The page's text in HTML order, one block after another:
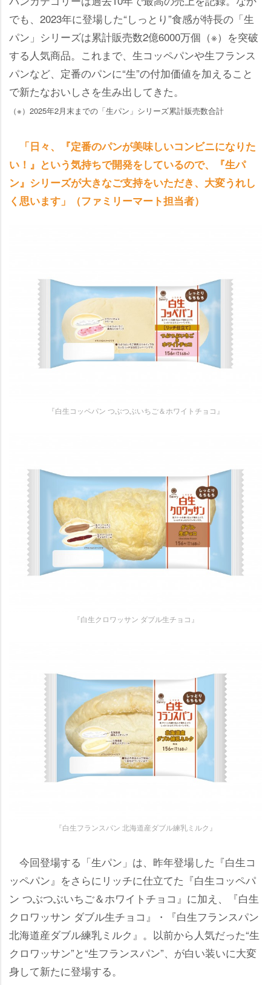
でも、2023年に登場した“しっとり”食感が特長の「生
パン」シリーズは累計販売数2億6000万個（※）を突破
する人気商品。これまで、生コッペパンや生フランス
パンなど、定番のパンに“生”の付加価値を加えること
で新たなおいしさを生み出してきた。
（※）2025年2月末までの「生パン」シリーズ累計販売数合計
「日々、『定番のパンが美味しいコンビニになりた
い！』という気持ちで開発をしているので、『生パ
ン』シリーズが大きなご支持をいただき、大変うれし
く思います」（ファミリーマート担当者）
『白生コッペパン つぶつぶいちご＆ホワイトチョコ』
『白生クロワッサン ダブル生チョコ』
『白生フランスパン 北海道産ダブル練乳ミルク』
今回登場する「生パン」は、昨年登場した『白生コ
ッペパン』をさらにリッチに仕立てた『白生コッペパ
ン つぶつぶいちご＆ホワイトチョコ』に加え、『白生
クロワッサン ダブル生チョコ』・『白生フランスパン
北海道産ダブル練乳ミルク』。以前から人気だった“生
クロワッサン”と“生フランスパン”、が白い装いに大変
身して新たに登場する。